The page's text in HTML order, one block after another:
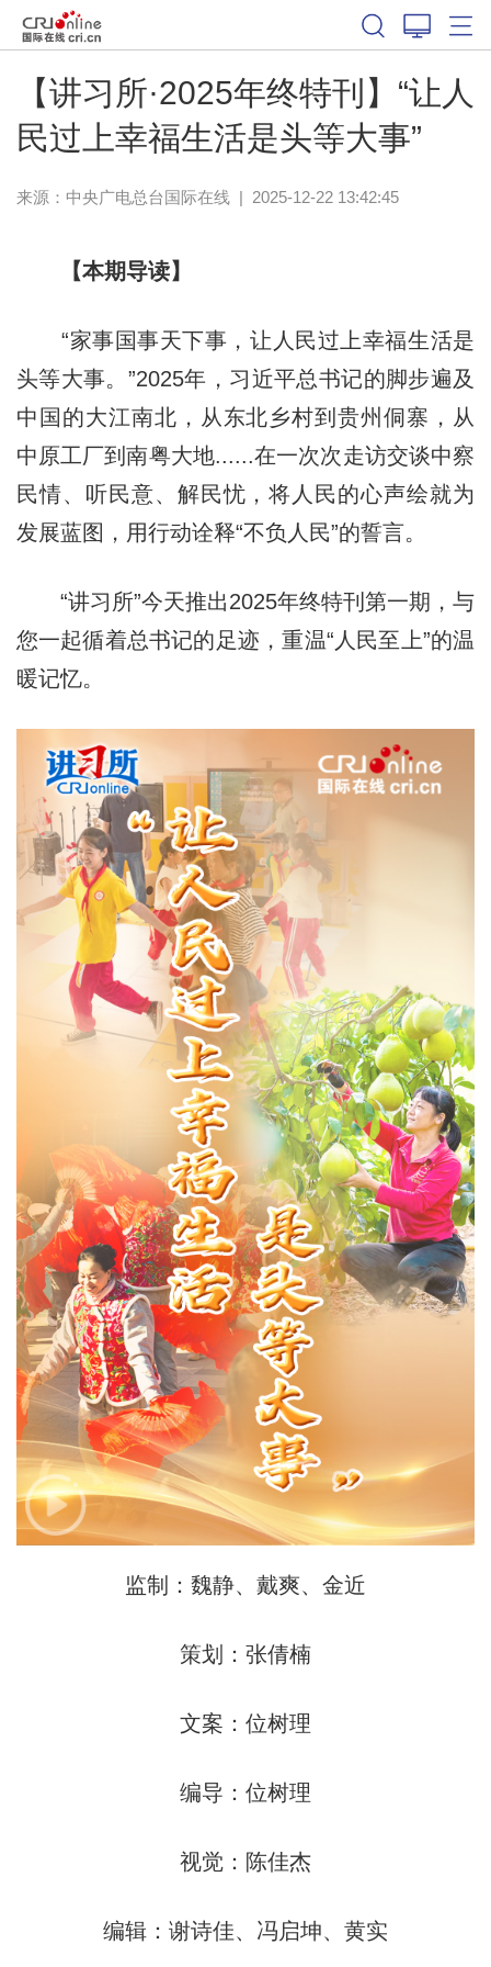
【讲习所·2025年终特刊】“让人
民过上幸福生活是头等大事”
来源：中央广电总台国际在线| 2025-12-22 13:42:45
【本期导读】
“家事国事天下事，让人民过上幸福生活是
头等大事。”2025年，习近平总书记的脚步遍及
中国的大江南北，从东北乡村到贵州侗寨，从
中原工厂到南粤大地......在一次次走访交谈中察
民情、听民意、解民忧，将人民的心声绘就为
发展蓝图，用行动诠释“不负人民”的誓言。
“讲习所”今天推出2025年终特刊第一期，与
您一起循着总书记的足迹，重温“人民至上”的温
暖记忆。
监制：魏静、戴爽、金近
策划：张倩楠
文案：位树理
编导：位树理
视觉：陈佳杰
编辑：谢诗佳、冯启坤、黄实